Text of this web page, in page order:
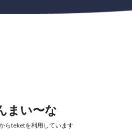
まい〜な
らteketを利用しています